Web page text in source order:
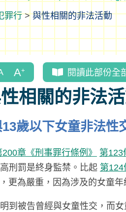
罪行>與性相關的非法活動
閱讀此部份全
相關的非法
歲以下女童非法性
200章《刑事罪行條例》 第123
刑罰是終身監禁。比起 第124
，更為嚴重，因為涉及的女童年
到被告曾經與女童性交，而